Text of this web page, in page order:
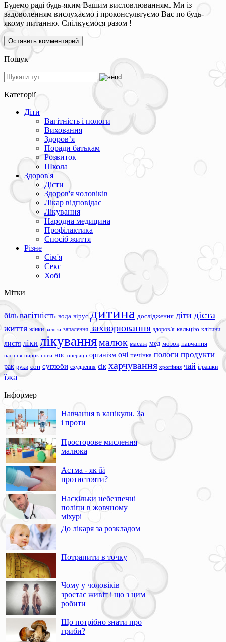
Будемо раді будь-яким Вашим висловлюванням. Ми із
задоволенням вислухаємо і проконсультуємо Вас по будь-
якому питанню. Спілкуємося разом !
Пошук
Категорії
Діти
Вагітність і пологи
Виховання
Здоров’я
Поради батькам
Розвиток
Школа
Здоров'я
Дієти
Здоров'я чоловіків
Лікар відповідає
Лікування
Народна медицина
Профілактика
Спосіб життя
Різне
Сім'я
Секс
Хобі
Мітки
біль вагітність вода вірус дитина дослідження діти дієта
життя жінки залози запалення захворювання здоров'я кальцію клітини
листя ліки лікуваннямалюк масаж мед мозок навчання
насіння нирок ноги нос операції організм очі печінка пологи продукти
рак руки сон суглоби схуднення сік харчування хропіння чай іграшки
їжа
Інформер
Навчання в канікули. За
і проти
Просторове мислення
малюка
Астма - як їй
протистояти?
Наскільки небезпечні
поліпи в жовчному
міхурі
До лікаря за розкладом
Потрапити в точку
Чому у чоловіків
зростає живіт і що з цим
робити
Що потрібно знати про
гриби?